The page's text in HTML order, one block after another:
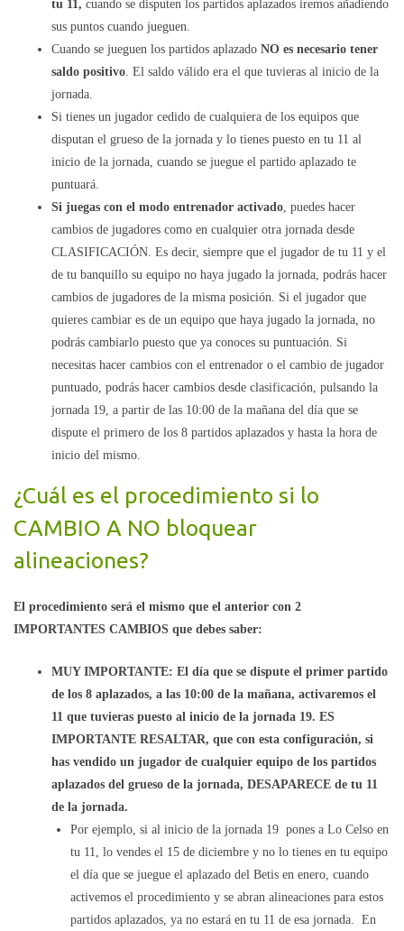
tu 11, cuando se disputen los partidos aplazados iremos añadiendo
sus puntos cuando jueguen.
Cuando se jueguen los partidos aplazado NO es necesario tener
saldo positivo . El saldo válido era el que tuvieras al inicio de la
jornada.
Si tienes un jugador cedido de cualquiera de los equipos que
disputan el grueso de la jornada y lo tienes puesto en tu 11 al
inicio de la jornada, cuando se juegue el partido aplazado te
puntuará.
Si juegas con el modo entrenador activado , puedes hacer
cambios de jugadores como en cualquier otra jornada desde
CLASIFICACIÓN. Es decir, siempre que el jugador de tu 11 y el
de tu banquillo su equipo no haya jugado la jornada, podrás hacer
cambios de jugadores de la misma posición. Si el jugador que
quieres cambiar es de un equipo que haya jugado la jornada, no
podrás cambiarlo puesto que ya conoces su puntuación. Si
necesitas hacer cambios con el entrenador o el cambio de jugador
puntuado, podrás hacer cambios desde clasificación, pulsando la
jornada 19, a partir de las 10:00 de la mañana del día que se
dispute el primero de los 8 partidos aplazados y hasta la hora de
inicio del mismo.
¿Cuál es el procedimiento si lo
CAMBIO A NO bloquear
alineaciones?
El procedimiento será el mismo que el anterior con 2
IMPORTANTES CAMBIOS que debes saber:
MUY IMPORTANTE: El día que se dispute el primer partido
de los 8 aplazados, a las 10:00 de la mañana, activaremos el
11 que tuvieras puesto al inicio de la jornada 19. ES
IMPORTANTE RESALTAR, que con esta configuración, si
has vendido un jugador de cualquier equipo de los partidos
aplazados del grueso de la jornada, DESAPARECE de tu 11
de la jornada.
Por ejemplo, si al inicio de la jornada 19 pones a Lo Celso en
tu 11, lo vendes el 15 de diciembre y no lo tienes en tu equipo
el día que se juegue el aplazado del Betis en enero, cuando
activemos el procedimiento y se abran alineaciones para estos
partidos aplazados, ya no estará en tu 11 de esa jornada. En